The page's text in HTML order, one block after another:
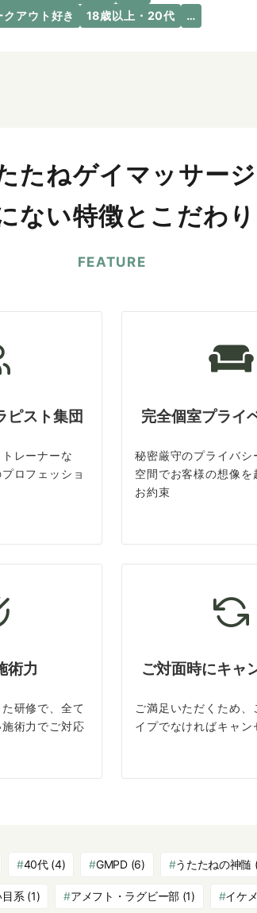
クアウト好き
18歳以上・20代 …
たねゲイマッサージ
ない特徴とこだわり
FEATURE
ピスト集団
レーナーな
ロフェッショ
完全個室プライ
秘密厳守のプライバシ
空間でお客様の想像を
お約束
術力
研修で、全て
術力でご対応
ご対面時にキャ
ご満足いただくため、
イプでなければキャン
40代(4) GMPD(6) うたたねの神髄
目系 (1) アメフト・ラグビー部(1) イケ